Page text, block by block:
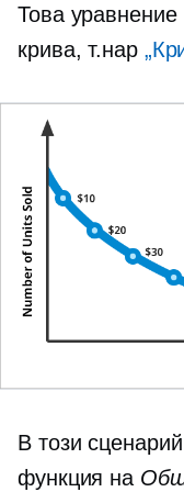
Това
крива, т.нар
В този
функция на